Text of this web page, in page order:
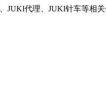
JUKI代理、JUKI针车等相